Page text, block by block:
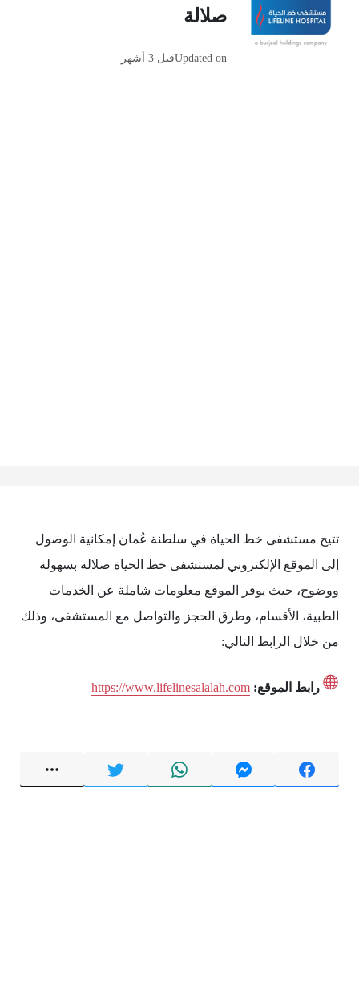
صلالة
Updated onقبل 3 أشهر
تتيح مستشفى خط الحياة في سلطنة عُمان إمكانية الوصول
إلى الموقع الإلكتروني لمستشفى خط الحياة صلالة بسهولة
ووضوح، حيث يوفر الموقع معلومات شاملة عن الخدمات
الطبية، الأقسام، وطرق الحجز والتواصل مع المستشفى، وذلك
من خلال الرابط التالي:
رابط الموقع: https://www.lifelinesalalah.com